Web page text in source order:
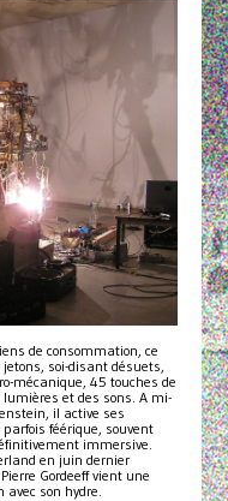
de consommation, ce
soi-disant désuets,
mécanique, 45 touches de
et des sons. A mi-
il active ses
féérique, souvent
immersive.
en juin dernier
Gordeeff vient une
son hydre.